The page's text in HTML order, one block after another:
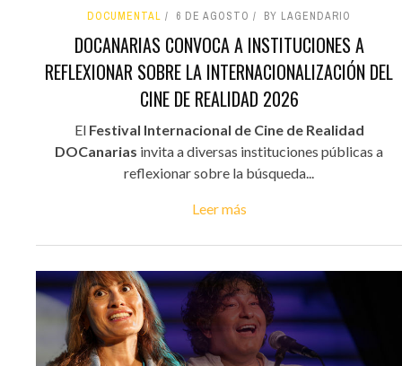
DOCUMENTAL 6 DE AGOSTO BY LAGENDARIO
DOCANARIAS CONVOCA A INSTITUCIONES A
REFLEXIONAR SOBRE LA INTERNACIONALIZACIÓN DEL
CINE DE REALIDAD 2026
El Festival Internacional de Cine de Realidad
DOCanarias invita a diversas instituciones públicas a
reflexionar sobre la búsqueda...
Leer más